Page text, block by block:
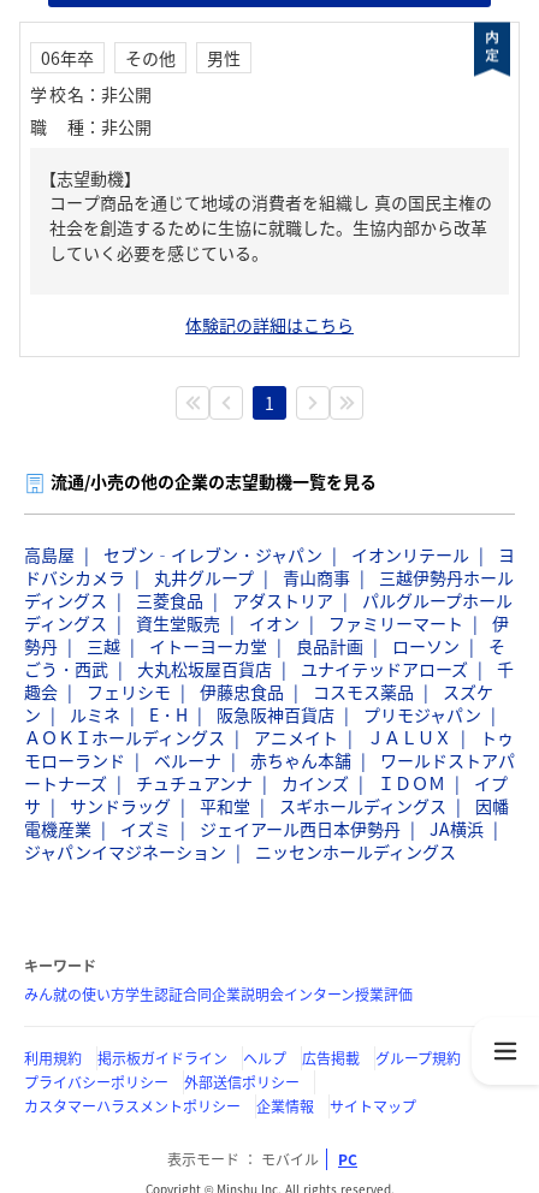
06年卒 その他
男性
学校名 ： 非公開
職種 ： 非公開
【志望動機】
コープ商品を通じて地域の消費者を組織し 真の国民主権の
社会を創造するために生協に就職した。生協内部から改革
していく必要を感じている。
体験記の詳細はこちら
1
流通/小売の他の企業の志望動機一覧を見る
高島屋 セブン‐イレブン・ジャパン イオンリテール
ヨ
ドバシカメラ
丸井グループ 青山商事
三越伊勢丹ホール
ディングス
三菱食品 アダストリア
パルグループホール
ディングス
資生堂販売 イオン ファミリーマート
伊
勢丹
三越 イトーヨーカ堂 良品計画 ローソン
そ
ごう・西武
大丸松坂屋百貨店 ユナイテッドアローズ
千
趣会
フェリシモ 伊藤忠食品 コスモス薬品
スズケ
ン
ルミネ E・H 阪急阪神百貨店
プリモジャパン
ＡＯＫＩホールディングス
アニメイト ＪＡＬＵＸ
トゥ
モローランド
ベルーナ 赤ちゃん本舗
ワールドストアパ
ートナーズ
チュチュアンナ カインズ ＩＤＯＭ
イプ
サ
サンドラッグ 平和堂 スギホールディングス
因幡
電機産業
イズミ ジェイアール西日本伊勢丹
JA横浜
ジャパンイマジネーション
ニッセンホールディングス
キーワード
みん就の使い方学生認証合同企業説明会インターン授業評価
利用規約 掲示板ガイドライン ヘルプ 広告掲載
グループ規約
プライバシーポリシー
外部送信ポリシー
カスタマーハラスメントポリシー
企業情報 サイトマップ
表示モード モバイル PC
Copyright © Minshu Inc. All rights reserved.